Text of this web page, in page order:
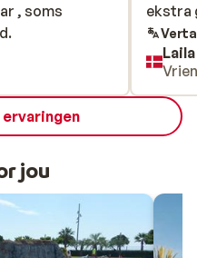
, soms
, soms
ekstra
ekstra
ervaringen
jou